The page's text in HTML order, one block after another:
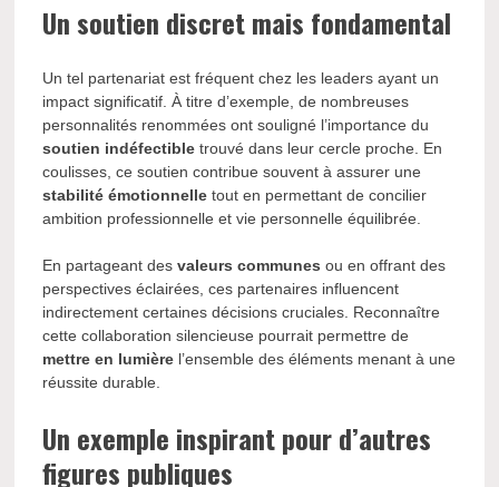
Un soutien discret mais fondamental
Un tel partenariat est fréquent chez les leaders ayant un
impact significatif. À titre d’exemple, de nombreuses
personnalités renommées ont souligné l’importance du
soutien indéfectible trouvé dans leur cercle proche. En
coulisses, ce soutien contribue souvent à assurer une
stabilité émotionnelle tout en permettant de concilier
ambition professionnelle et vie personnelle équilibrée.
En partageant desvaleurs communes ou en offrant des
perspectives éclairées, ces partenaires influencent
indirectement certaines décisions cruciales. Reconnaître
cette collaboration silencieuse pourrait permettre de
mettre en lumière l’ensemble des éléments menant à une
réussite durable.
Un exemple inspirant pour d’autres
figures publiques